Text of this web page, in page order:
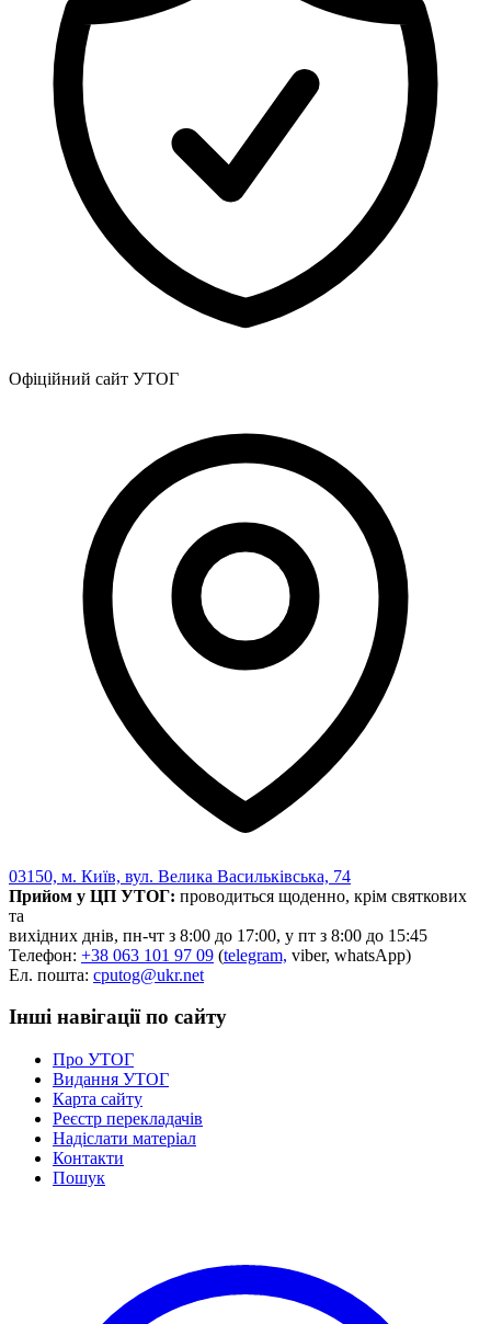
Офіційний сайт УТОГ
03150, м. Київ, вул. Велика Васильківська, 74
Прийом у ЦП УТОГ: проводиться щоденно, крім святкових
та
вихідних днів, пн-чт з 8:00 до 17:00, у пт з 8:00 до 15:45
Телефон: +38 063 101 97 09 (telegram, viber, whatsApp)
Ел. пошта: cputog@ukr.net
Інші навігації по сайту
Про УТОГ
Видання УТОГ
Карта сайту
Реєстр перекладачів
Надіслати матеріал
Контакти
Пошук